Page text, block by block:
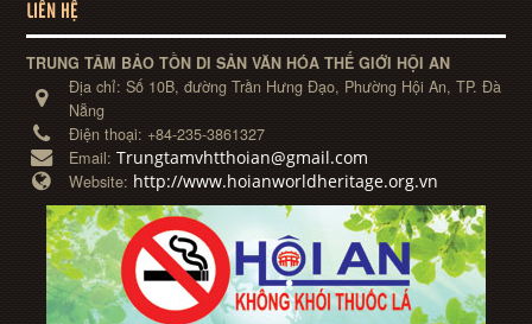
LIÊN HỆ
TRUNG TÂM BẢO TỒN DI SẢN VĂN HÓA THẾ GIỚI HỘI AN
Địa chỉ:Số 10B, đường Trần Hưng Đạo, Phường Hội An, TP. Đà
Nẵng
Điện thoại: +84-235-3861327
Email:Trungtamvhtthoian@gmail.com
Website: http://www.hoianworldheritage.org.vn